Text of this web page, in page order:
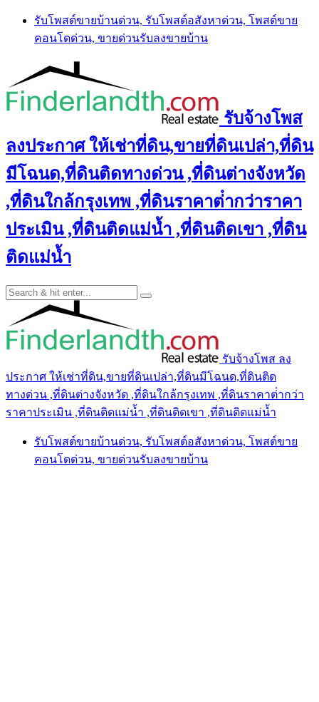
Skip
content
รับโพสต์ขายบ้านด่วน, รับโพสต์อสังหาด่วน, โพสต์ขาย
คอนโดด่วน, ขายด่วนรับลงขายบ้าน
รับจ้างโพส
ลงประกาศ ให้เช่าที่ดิน,ขายที่ดินเปล่า,ที่ดิน
มีโฉนด,ที่ดินติดทางด่วน ,ที่ดินต่างจังหวัด
,ที่ดินใกล้กรุงเทพ ,ที่ดินราคาต่ํากว่าราคา
ประเมิน ,ที่ดินติดแม่น้ำ ,ที่ดินติดเขา ,ที่ดิน
ติดแม่น้ำ
รับจ้างโพส ลง
ประกาศ ให้เช่าที่ดิน,ขายที่ดินเปล่า,ที่ดินมีโฉนด,ที่ดินติด
ทางด่วน ,ที่ดินต่างจังหวัด ,ที่ดินใกล้กรุงเทพ ,ที่ดินราคาต่ํากว่า
ราคาประเมิน ,ที่ดินติดแม่น้ำ ,ที่ดินติดเขา ,ที่ดินติดแม่น้ำ
รับโพสต์ขายบ้านด่วน, รับโพสต์อสังหาด่วน, โพสต์ขาย
คอนโดด่วน, ขายด่วนรับลงขายบ้าน